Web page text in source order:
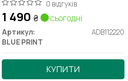
0 відгуків
1 490 ₴ сьогодні
Артикул:
ADB112220
BLUE PRINT
КУПИТИ